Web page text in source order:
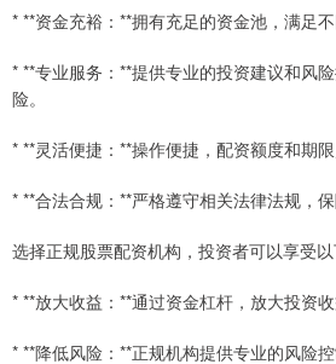
* **资金充裕：**拥有充足的资金池，满足
* **专业服务：**提供专业的投资建议和风
险。
* **灵活便捷：**操作便捷，配资额度和期限
* **合法合规：**严格遵守相关法律法规，
选择正规股票配资机构，投资者可以享受以
* **放大收益：**通过资金杠杆，放大投资收
* **降低风险：**正规机构提供专业的风险